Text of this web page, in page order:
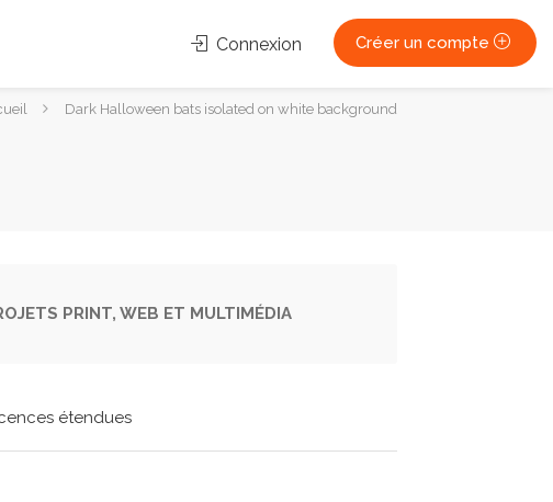
Connexion Créer un compte
Dark Halloween bats isolated on white background
PRINT, WEB ET MULTIMÉDIA
étendues